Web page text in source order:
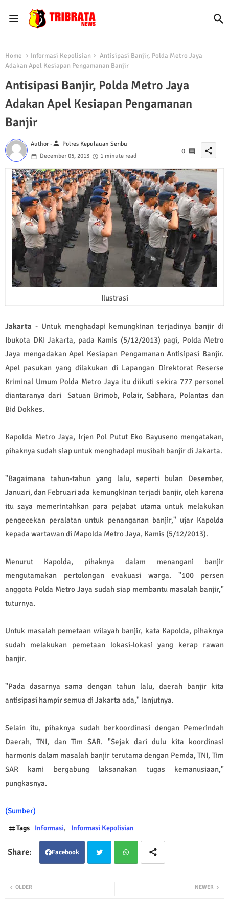
Home Informasi Kepolisian
Antisipasi Banjir, Polda Metro Jaya
Adakan Apel Kesiapan Pengamanan Banjir
Antisipasi Banjir, Polda Metro Jaya
Adakan Apel Kesiapan Pengamanan
Banjir
Author -person Polres Kepulauan Seribu
December 05, 2013
1 minute read
0 share
Ilustrasi
Jakarta - Untuk menghadapi kemungkinan terjadinya banjir di
Ibukota DKI Jakarta, pada Kamis (5/12/2013) pagi, Polda Metro
Jaya mengadakan Apel Kesiapan Pengamanan Antisipasi Banjir.
Apel pasukan yang dilakukan di Lapangan Direktorat Reserse
Kriminal Umum Polda Metro Jaya itu diikuti sekira 777 personel
diantaranya dari Satuan Brimob, Polair, Sabhara, Polantas dan
Bid Dokkes.
Kapolda Metro Jaya, Irjen Pol Putut Eko Bayuseno mengatakan,
pihaknya sudah siap untuk menghadapi musibah banjir di Jakarta.
"Bagaimana tahun-tahun yang lalu, seperti bulan Desember,
Januari, dan Februari ada kemungkinan terjadi banjir, oleh karena
itu saya memerintahkan para pejabat utama untuk melakukan
pengecekan peralatan untuk penanganan banjir," ujar Kapolda
kepada wartawan di Mapolda Metro Jaya, Kamis (5/12/2013).
Menurut Kapolda, pihaknya dalam menangani banjir
mengutamakan pertolongan evakuasi warga. "100 persen
anggota Polda Metro Jaya sudah siap membantu masalah banjir,"
tuturnya.
Untuk masalah pemetaan wilayah banjir, kata Kapolda, pihaknya
sudah melakukan pemetaan lokasi-lokasi yang kerap rawan
banjir.
"Pada dasarnya sama dengan tahun lalu, daerah banjir kita
antisipasi hampir semua di Jakarta ada," lanjutnya.
Selain itu, pihaknya sudah berkoordinasi dengan Pemerindah
Daerah, TNI, dan Tim SAR. "Sejak dari dulu kita koordinasi
harmonis dalam masalah banjir terutama dengan Pemda, TNI, Tim
SAR kami bergabung laksanakan tugas kemanusiaan,"
pungkasnya.
(Sumber)
Tags Informasi Informasi Kepolisian
Facebook
NEWER
OLDER